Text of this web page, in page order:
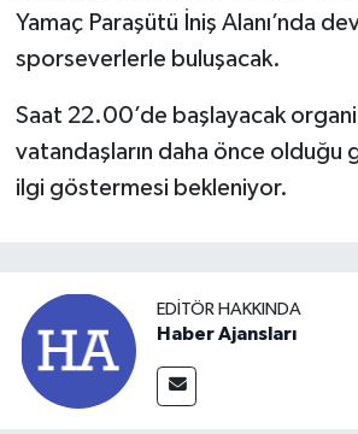
Yamaç Paraşütü İniş Alanı’nda
sporseverlerle buluşacak.
Saat 22.00’de başlayacak
vatandaşların daha önce olduğu
ilgi göstermesi bekleniyor.
EDITÖR HAKKINDA
Haber Ajansları